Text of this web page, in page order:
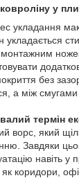
у
укладання
укладається
монтажним
без
а між
термін
ворс, який
Завдяки
навіть у
як коридори,